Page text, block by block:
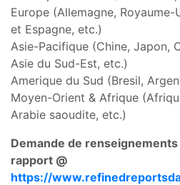
Europe (Allemagne, Royaume-
et Espagne, etc.)
Asie-Pacifique (Chine, Japon,
Asie du Sud-Est, etc.)
Amerique du Sud (Bresil,
Moyen-Orient & Afrique
Arabie saoudite, etc.)
Demande de
rapport @
https://